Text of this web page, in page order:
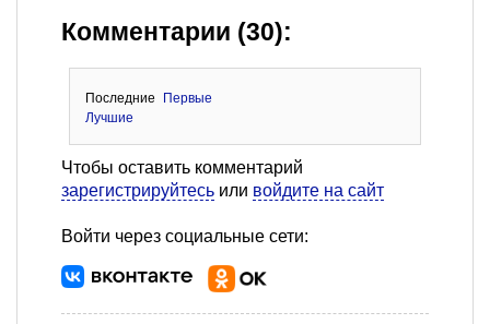
Комментарии (30):
Последние
Первые
Лучшие
Чтобы оставить комментарий
зарегистрируйтесь или войдите на сайт
Войти через социальные сети: